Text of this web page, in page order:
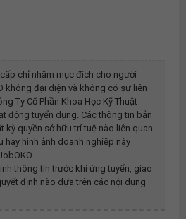
chỉ nhằm mục đích cho người
không đại diện và không có sự liên
Ty Cổ Phần Khoa Học Kỹ Thuật
động tuyển dụng. Các thông tin bản
kỳ quyền sở hữu trí tuệ nào liên quan
hay hình ảnh doanh nghiệp này
thông tin trước khi ứng tuyển, giao
định nào dựa trên các nội dung